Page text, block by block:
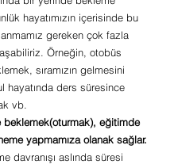
hayatımızın içerisinde bu
gereken çok fazla
Örneğin, otobüs
sıramızın gelmesini
hayatında ders süresince
vb.
beklemek(oturmak), eğitimde
yapmamıza olanak sağlar.
davranışı aslında süresi